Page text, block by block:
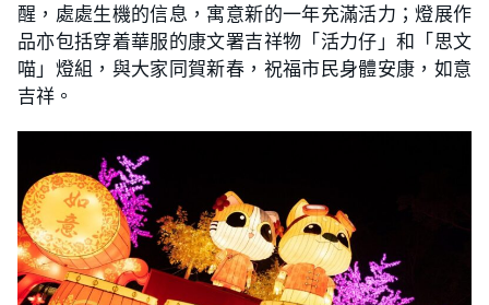
醒，處處生機的信息，寓意新的一年充滿活力；燈展作
品亦包括穿着華服的康文署吉祥物「活力仔」和「思文
喵」燈組，與大家同賀新春，祝福市民身體安康，如意
吉祥。